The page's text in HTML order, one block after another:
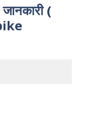
जानकारी(